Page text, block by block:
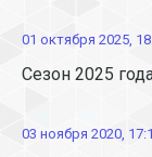
01 октября 2025,
Сезон 2025
03 ноября 2020,